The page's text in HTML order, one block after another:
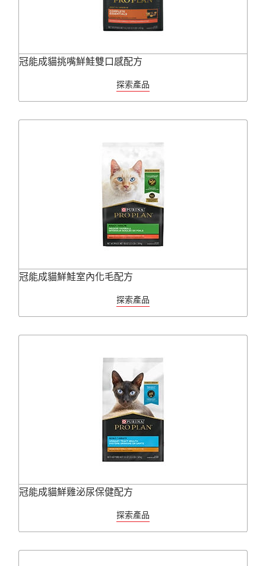
冠能成貓挑嘴鮮鮭雙口感配方
探索產品
冠能成貓鮮鮭室內化毛配方
探索產品
冠能成貓鮮雞泌尿保健配方
探索產品